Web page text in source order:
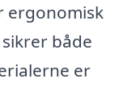
ergonomisk
både
er